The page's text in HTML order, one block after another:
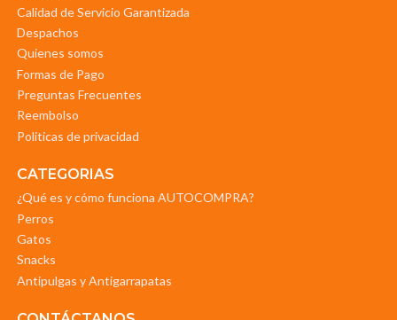
Calidad de Servicio Garantizada
Despachos
Quienes somos
Formas de Pago
Preguntas Frecuentes
Reembolso
Politicas de privacidad
CATEGORIAS
¿Qué es y cómo funciona AUTOCOMPRA?
Perros
Gatos
Snacks
Antipulgas y Antigarrapatas